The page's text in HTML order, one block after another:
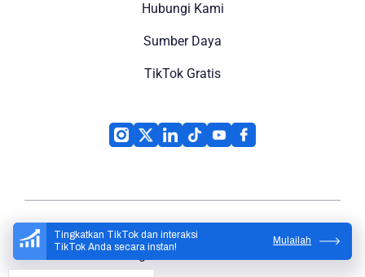
Tingkatkan TikTok dan interaksi
TikTok Anda secara instan!
Mulailah
Hubungi Kami
Sumber Daya
TikTok Gratis
High Social